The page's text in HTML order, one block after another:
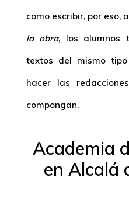
como escribir, por eso,
la obra, los alumnos
textos del mismo
hacer las
compongan.
Academia
en Alcalá